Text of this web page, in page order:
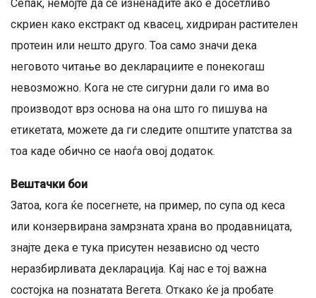
Сепак, немојте да се изненадите ако е досетливо
скриен како екстракт од квасец, хидриран растителен
протеин или нешто друго. Тоа само значи дека
неговото читање во декларациите е понекогаш
невозможно. Кога не сте сигурни дали го има во
производот врз основа на она што го пишува на
етикетата, можете да ги следите општите упатства за
тоа каде обично се наоѓа овој додаток.
Вештачки бои
Затоа, кога ќе посегнете, на пример, по супа од кеса
или конзервирана замрзната храна во продавницата,
знајте дека е тука присутен независно од често
неразбирливата декларација. Кај нас е тој важна
состојка на познатата Вегета. Откако ќе ја пробате